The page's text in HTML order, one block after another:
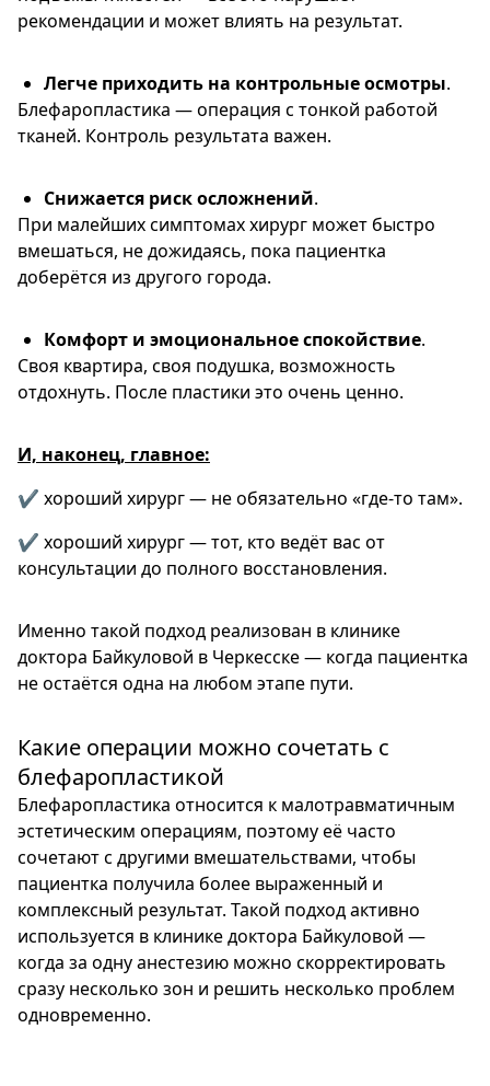
рекомендации и может влиять на результат.
Легче приходить на контрольные осмотры.
Блефаропластика — операция с тонкой работой
тканей. Контроль результата важен.
Снижается риск осложнений.
При малейших симптомах хирург может быстро
вмешаться, не дожидаясь, пока пациентка
доберётся из другого города.
Комфорт и эмоциональное спокойствие.
Своя квартира, своя подушка, возможность
отдохнуть. После пластики это очень ценно.
И, наконец, главное:
✔️ хороший хирург — не обязательно «где-то там».
✔️ хороший хирург — тот, кто ведёт вас от
консультации до полного восстановления.
Именно такой подход реализован в клинике
доктора Байкуловой в Черкесске — когда пациентка
не остаётся одна на любом этапе пути.
Какие операции можно сочетать с
блефаропластикой
Блефаропластика относится к малотравматичным
эстетическим операциям, поэтому её часто
сочетают с другими вмешательствами, чтобы
пациентка получила более выраженный и
комплексный результат. Такой подход активно
используется в клинике доктора Байкуловой —
когда за одну анестезию можно скорректировать
сразу несколько зон и решить несколько проблем
одновременно.